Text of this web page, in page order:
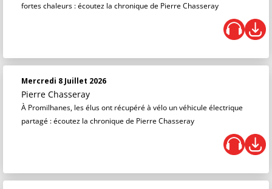
fortes chaleurs : écoutez la chronique de Pierre Chasseray
Mercredi 8 Juillet 2026
Pierre Chasseray
À Promilhanes, les élus ont récupéré à vélo un véhicule électrique
partagé : écoutez la chronique de Pierre Chasseray